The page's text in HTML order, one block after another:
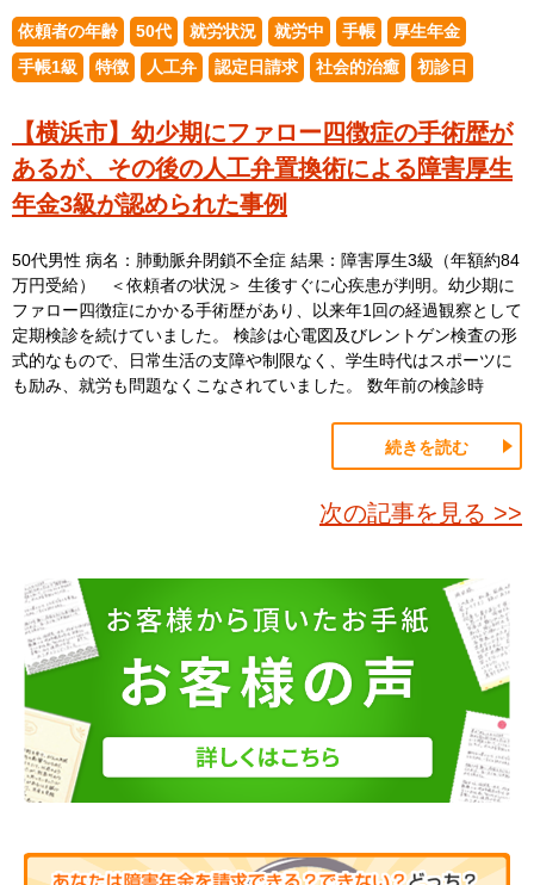
依頼者の年齢 50代 就労状況 就労中 手帳
厚生年金
手帳1級
特徴 人工弁 認定日請求 社会的治癒 初診日
【横浜市】幼少期にファロー四徴症の手術歴が
あるが、その後の人工弁置換術による障害厚生
年金3級が認められた事例
50代男性 病名：肺動脈弁閉鎖不全症 結果：障害厚生3級（年額約84
万円受給） ＜依頼者の状況＞ 生後すぐに心疾患が判明。幼少期に
ファロー四徴症にかかる手術歴があり、以来年1回の経過観察として
定期検診を続けていました。 検診は心電図及びレントゲン検査の形
式的なもので、日常生活の支障や制限なく、学生時代はスポーツに
も励み、就労も問題なくこなされていました。 数年前の検診時
続きを読む
次の記事を見る >>